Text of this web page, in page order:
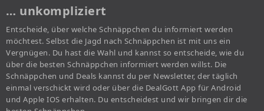
… unkompliziert
Entscheide, über welche Schnäppchen du informiert werden
möchtest. Selbst die Jagd nach Schnäppchen ist mit uns ein
Vergnügen. Du hast die Wahl und kannst so entscheide, wie du
über die besten Schnäppchen informiert werden willst. Die
Schnäppchen und Deals kannst du per Newsletter, der täglich
einmal verschickt wird oder über die DealGott App für Android
und Apple IOS erhalten. Du entscheidest und wir bringen dir die